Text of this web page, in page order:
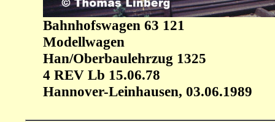
Bahnhofswagen 63 121
Modellwagen
Han/Oberbaulehrzug 1325
4 REV Lb 15.06.78
Hannover-Leinhausen, 03.06.1989